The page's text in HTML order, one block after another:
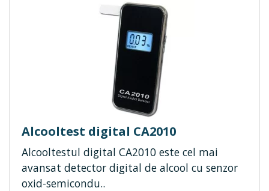
Alcooltest digital CA2010
Alcooltestul digital CA2010 este cel mai
avansat detector digital de alcool cu senzor
oxid-semicondu..